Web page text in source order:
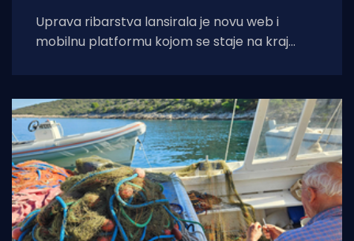
Uprava ribarstva lansirala je novu web i
mobilnu platformu kojom se staje na kraj